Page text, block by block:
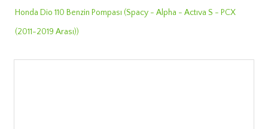
Honda Dio 110 Benzin Pompası (Spacy - Alpha - Actıva S - PCX
(2011-2019 Arası))